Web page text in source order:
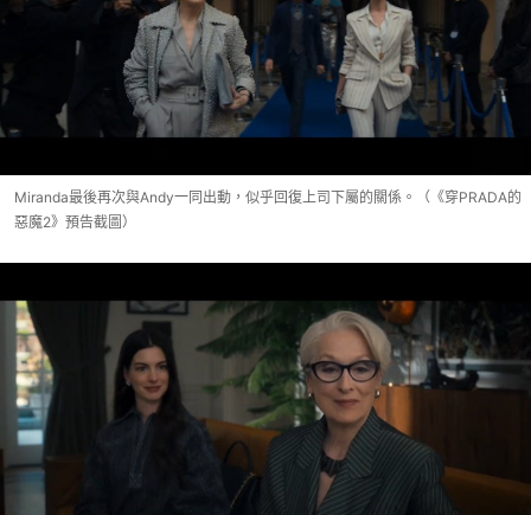
Miranda最後再次與Andy一同出動，似乎回復上司下屬的關係。（《穿PRADA的
惡魔2》預告截圖）